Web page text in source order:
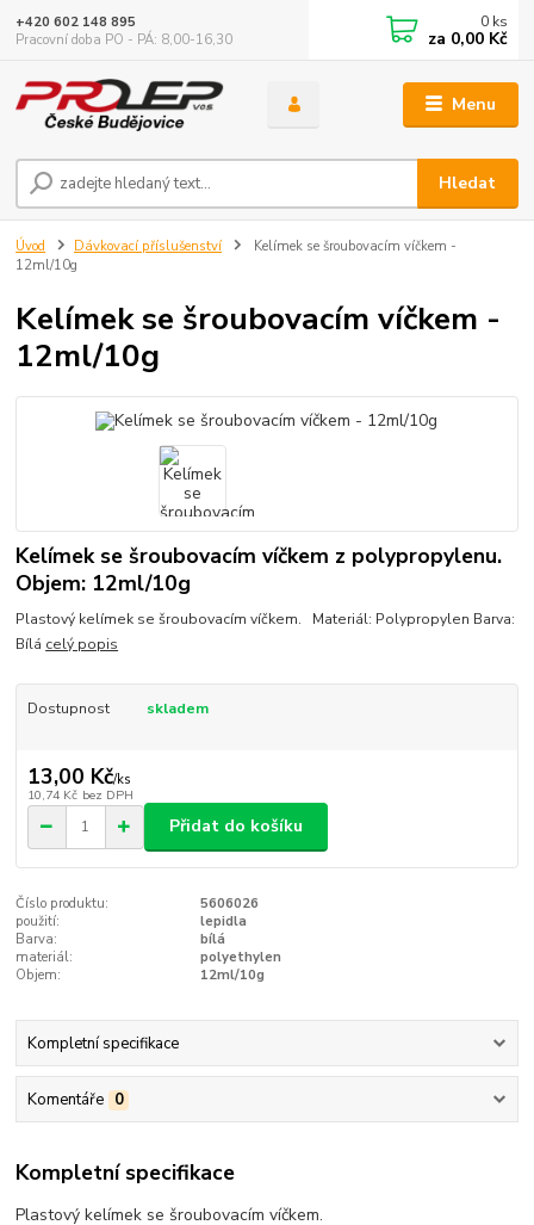
Menu
Hledat
+420 602 148 895
Pracovní doba PO - PÁ: 8,00-16,30
0 ks
za 0,00 Kč
Úvod Dávkovací příslušenství
Kelímek se šroubovacím víčkem -
12ml/10g
Kelímek se šroubovacím víčkem -
12ml/10g
Kelímek se šroubovacím víčkem z polypropylenu.
Objem: 12ml/10g
Plastový kelímek se šroubovacím víčkem. Materiál: Polypropylen Barva:
Bílá celý popis
Dostupnost skladem
13,00 Kč/ks
10,74 Kč bez DPH
Přidat do košíku
Číslo produktu:
5606026
použití:
lepidla
Barva:
bílá
materiál:
polyethylen
Objem:
12ml/10g
Kompletní specifikace
Komentáře 0
Kompletní specifikace
Plastový kelímek se šroubovacím víčkem.